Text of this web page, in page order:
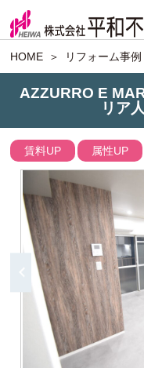
HOME ＞ リフォーム事例
AZZURRO E
リア
賃料UP 属性UP